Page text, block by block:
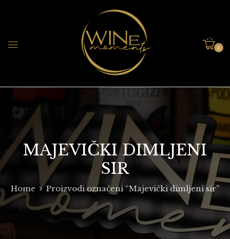
0
MAJEVIČKI DIMLJENI
SIR
Home Proizvodi označeni “Majevički dimljeni sir”